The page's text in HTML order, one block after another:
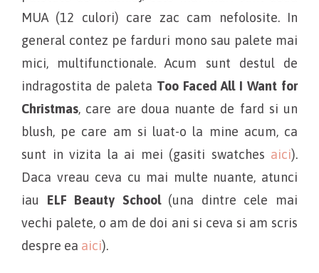
MUA (12 culori) care zac cam nefolosite. In
general contez pe farduri mono sau palete mai
mici, multifunctionale. Acum sunt destul de
indragostita de paleta Too Faced All I Want for
Christmas, care are doua nuante de fard si un
blush, pe care am si luat-o la mine acum, ca
sunt in vizita la ai mei (gasiti swatches aici).
Daca vreau ceva cu mai multe nuante, atunci
iau ELF Beauty School(una dintre cele mai
vechi palete, o am de doi ani si ceva si am scris
despre ea aici).